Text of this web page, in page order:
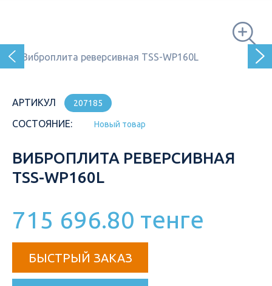
АРТИКУЛ 207185
СОСТОЯНИЕ: Новый товар
ВИБРОПЛИТА РЕВЕРСИВНАЯ
TSS-WP160L
715 696.80 тенге
БЫСТРЫЙ ЗАКАЗ